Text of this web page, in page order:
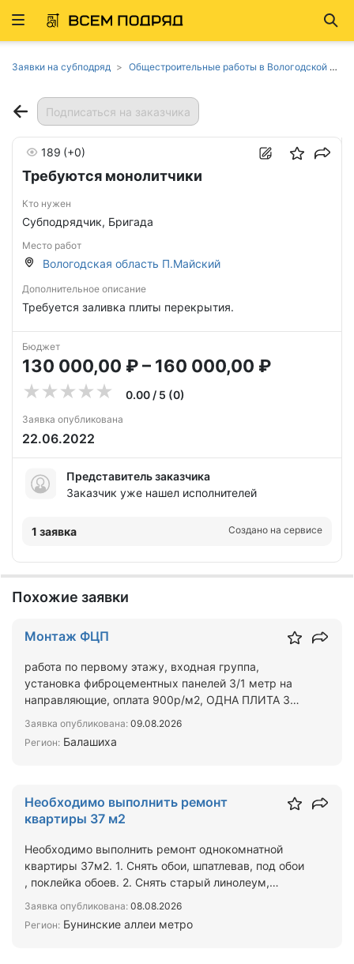
Развернуть
Заявки на субподряд Общестроительные работы в Вологодской области
Подписаться на заказчика
Требуются монолитчики
189 (+0)
Кто нужен
Субподрядчик, Бригада
Место работ
Вологодская область П.Майский
Дополнительное описание
Требуется заливка плиты перекрытия.
Бюджет
130 000,00 ₽ – 160 000,00 ₽
0.00 / 5 (0)
Заявка опубликована
22.06.2022
Представитель заказчика
Заказчик уже нашел исполнителей
1 заявка Создано на сервисе
Похожие заявки
Монтаж ФЦП
работа по первому этажу, входная группа,
установка фиброцементных панелей 3/1 метр на
направляющие, оплата 900р/м2, ОДНА ПЛИТА 3
Заявка опубликована: 09.08.2026
Регион: Балашиха
Необходимо выполнить ремонт
квартиры 37 м2
Необходимо выполнить ремонт однокомнатной
квартиры 37м2. 1. Снять обои, шпатлевав, под обои
, поклейка обоев. 2. Снять старый линолеум,
Заявка опубликована: 08.08.2026
Регион: Бунинские аллеи метро